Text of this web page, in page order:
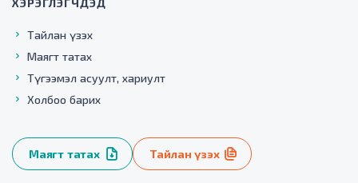
Тайлан үзэх
Маягт татах
Түгээмэл асуулт, хариулт
Холбоо барих
Маягт татах Тайлан үзэх